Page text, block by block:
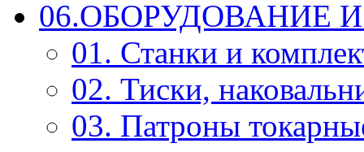
06.ОБОРУДОВАНИЕ
01. Станки и
02. Тиски,
03. Патроны